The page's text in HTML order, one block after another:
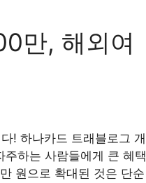
만, 해외여
! 하나카드 트래블로그 개
하는 사람들에게 큰 혜택
원으로 확대된 것은 단순